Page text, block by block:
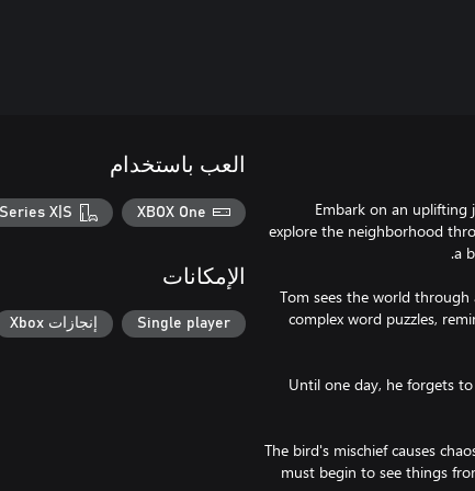
Embark on an uplifting
explore the neighborhood
Tom sees the world
complex word puzzles,
Until one day, he forgets
The bird's mischief causes
must begin to see things
العب باستخدام
XBOX One
X|S
الإمكانات
Single player إنجازات Xbox